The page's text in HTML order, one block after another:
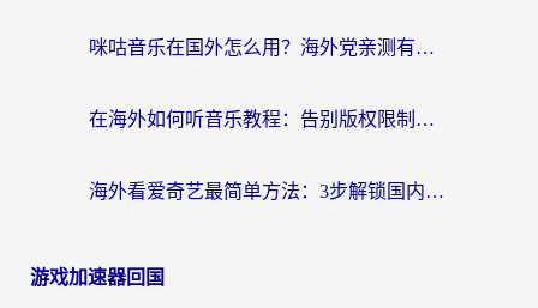
咪咕音乐在国外怎么用？海外党亲测有效的回国加速器指南
在海外如何听音乐教程：告别版权限制，轻松听遍国内歌单
海外看爱奇艺最简单方法：3步解锁国内影音，留学生追剧不再卡
游戏加速器回国